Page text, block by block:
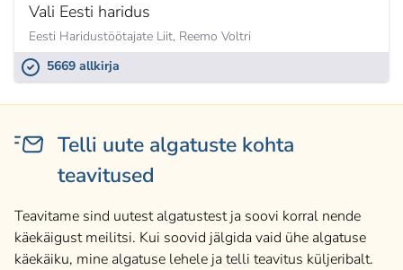
Vali Eesti haridus
Eesti Haridustöötajate Liit, Reemo Voltri
5669 allkirja
Telli uute algatuste kohta
teavitused
Teavitame sind uutest algatustest ja soovi korral nende
käekäigust meilitsi. Kui soovid jälgida vaid ühe algatuse
käekäiku, mine algatuse lehele ja telli teavitus küljeribalt.